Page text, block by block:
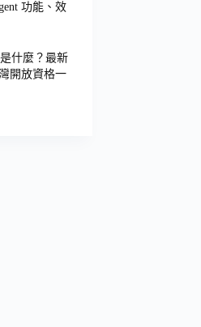
功能、效
什麼？最新
開放資格一